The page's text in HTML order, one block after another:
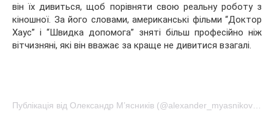
він їх дивиться, щоб порівняти свою реальну роботу з
кіношної. За його словами, американські фільми “Доктор
Хаус” і “Швидка допомога” зняті більш професійно ніж
вітчизняні, які він вважає за краще не дивитися взагалі.